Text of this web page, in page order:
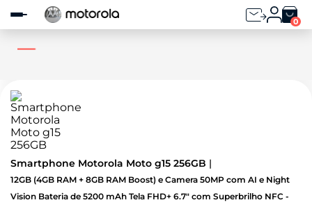
Observação:
este
site
acessibilidade.
0
Smartphone Motorola Moto g15 256GB
12GB (4GB RAM + 8GB RAM Boost) e Camera 50MP com AI e Night
Vision Bateria de 5200 mAh Tela FHD+ 6.7" com Superbrilho NFC -